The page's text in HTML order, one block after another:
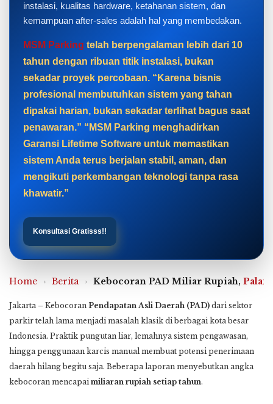
instalasi, kualitas hardware, ketahanan sistem, dan
kemampuan after-sales adalah hal yang membedakan.
MSM Parking telah berpengalaman lebih dari 10
tahun dengan ribuan titik instalasi, bukan
sekadar proyek percobaan. “Karena bisnis
profesional membutuhkan sistem yang tahan
dipakai harian, bukan sekadar terlihat bagus saat
penawaran.” “MSM Parking menghadirkan
Garansi Lifetime Software untuk memastikan
sistem Anda terus berjalan stabil, aman, dan
mengikuti perkembangan teknologi tanpa rasa
khawatir.”
Konsultasi Gratisss!!
Home › Berita › Kebocoran PAD Miliar Rupiah,
Jakarta – Kebocoran Pendapatan Asli Daerah (PAD) dari sektor
parkir telah lama menjadi masalah klasik di berbagai kota besar
Indonesia. Praktik pungutan liar, lemahnya sistem pengawasan,
hingga penggunaan karcis manual membuat potensi penerimaan
daerah hilang begitu saja. Beberapa laporan menyebutkan angka
kebocoran mencapai miliaran rupiah setiap tahun.